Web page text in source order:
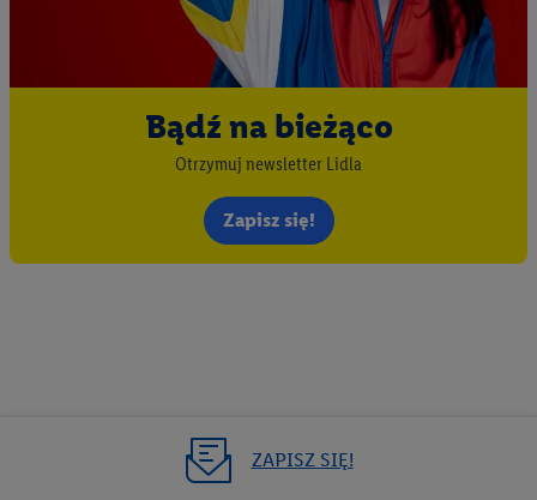
Bądź na bieżąco
Otrzymuj newsletter Lidla
Zapisz się!
ZAPISZ SIĘ!